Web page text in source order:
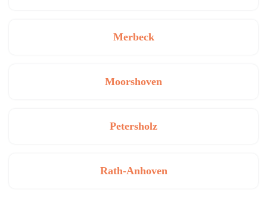
Merbeck
Moorshoven
Petersholz
Rath-Anhoven